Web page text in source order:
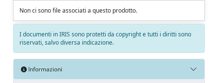
Non ci sono file associati a questo prodotto.
I documenti in IRIS sono protetti da copyright e tutti i diritti sono
riservati, salvo diversa indicazione.
Informazioni